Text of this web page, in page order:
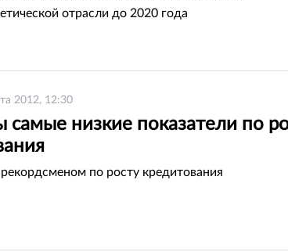
отрасли до 2020 года
2012, 12:30
самые низкие показатели по
по росту кредитования